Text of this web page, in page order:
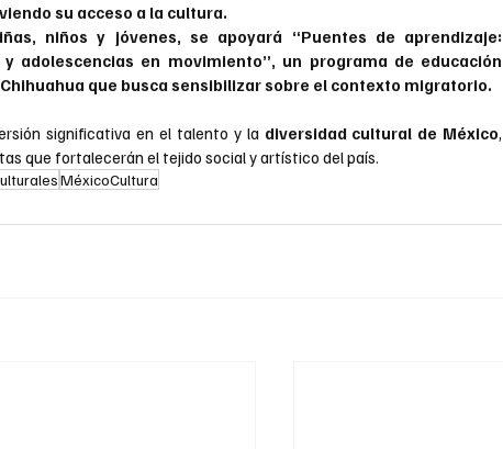
su acceso a la cultura.
niños y jóvenes, se apoyará “Puentes de aprendizaje:
adolescencias en movimiento”, un programa de educación
que busca sensibilizar sobre el contexto migratorio.
significativa en el talento y la diversidad cultural de México,
que fortalecerán el tejido social y artístico del país.
MéxicoCultura